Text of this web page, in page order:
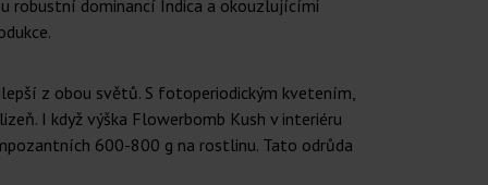
robustní dominancí Indica a okouzlujícími
z obou světů. S fotoperiodickým kvetením,
I když výška Flowerbomb Kush v interiéru
600-800 g na rostlinu. Tato odrůda